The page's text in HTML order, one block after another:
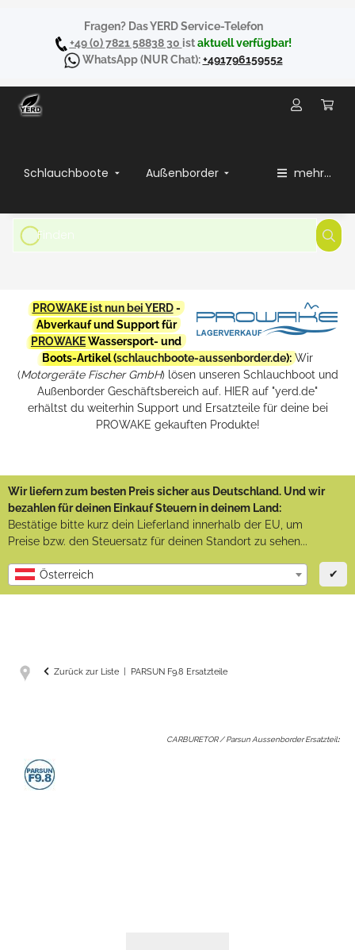
Fragen? Das YERD Service-Telefon
+49 (0) 7821 58838 30 istaktuell verfügbar!
WhatsApp(NUR Chat):+491796159552
Schlauchboote Außenborder mehr...
PROWAKE ist nun bei YERD-
Abverkauf und Support für
PROWAKEWassersport- und
Boots-Artikel (schlauchboote-aussenborder.de): Wir
(Motorgeräte Fischer GmbH) lösen unseren Schlauchboot und
Außenborder Geschäftsbereich auf. HIER auf "yerd.de"
erhältst du weiterhin Support und Ersatzteile für deine bei
PROWAKE gekauften Produkte!
Wir liefern zum besten Preis sicher aus Deutschland. Und wir
bezahlen für deinen Einkauf Steuern in deinem Land:
Bestätige bitte kurz dein Lieferland innerhalb der EU, um
Preise bzw. den Steuersatz für deinen Standort zu sehen...
Österreich ✔
Zurück zur Liste PARSUN F9.8 Ersatzteile
CARBURETOR / Parsun Aussenborder Ersatzteil: